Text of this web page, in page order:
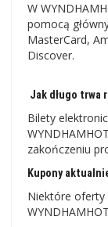
W
pomocą
MasterCard,
Discover.
Jak długo trwa
Bilety
zakończeniu
Kupony
Niektóre